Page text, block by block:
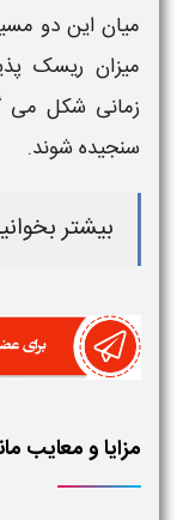
میان این دو
میزان ریسک
زمانی شکل می
سنجیده شوند.
بیشتر
مزایا و معایب